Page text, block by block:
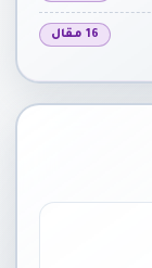
16 مقال